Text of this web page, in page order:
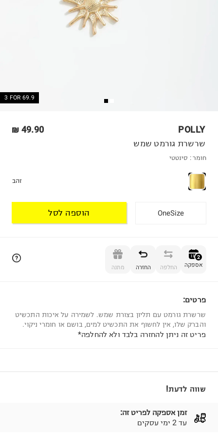
3 FOR 69.9
POLLY
49.90 ₪
שרשרת גורמט שמש
חומר : סינטטי
זהב
OneSize הוספה לסל
2
אספקה החלפה החזרה מתנה
פרטים:
שרשרת גורמט עם תליון בצורת שמש. לשמירה על איכות התכשיט
והברק שלו, אין לחשוף את התכשיט למים, בושם או חומרי ניקוי.
פריט זה ניתן להחזרה בלבד ולא להחלפה*
שווה לדעת!
זמן אספקה לפריט זה:
עד 2 ימי עסקים